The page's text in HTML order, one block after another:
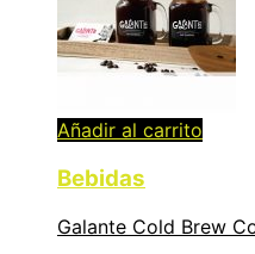
Añadir al carrito
Bebidas
Galante Cold Brew